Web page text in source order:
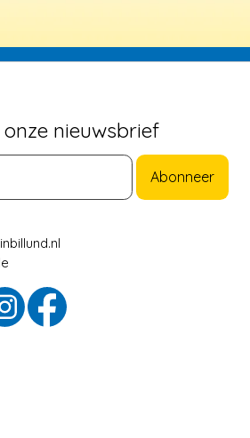
nieuwsbrief
Abonneer